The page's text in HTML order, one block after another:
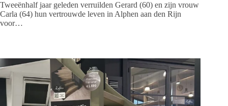
Tweeënhalf jaar geleden verruilden Gerard (60) en zijn vrouw
Carla (64) hun vertrouwde leven in Alphen aan den Rijn
voor…